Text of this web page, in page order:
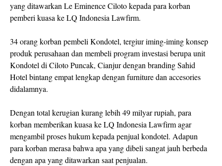
yang ditawarkan Le Eminence Ciloto kepada para korban
pemberi kuasa ke LQ Indonesia Lawfirm.
34 orang korban pembeli Kondotel, tergiur iming-iming konsep
produk perusahaan dan membeli program investasi berupa unit
Kondotel di Ciloto Puncak, Cianjur dengan branding Sahid
Hotel bintang empat lengkap dengan furniture dan accesories
didalamnya.
Dengan total kerugian kurang lebih 49 milyar rupiah, para
korban memberikan kuasa ke LQ Indonesia Lawfirm agar
mengambil proses hukum kepada penjual kondotel. Adapun
para korban merasa bahwa apa yang dibeli sangat jauh berbeda
dengan apa yang ditawarkan saat penjualan.